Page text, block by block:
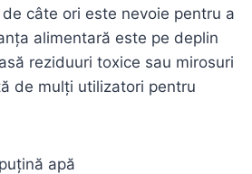
câte ori este nevoie pentru a
alimentară este pe deplin
reziduuri toxice sau mirosuri
de mulți utilizatori pentru
apă